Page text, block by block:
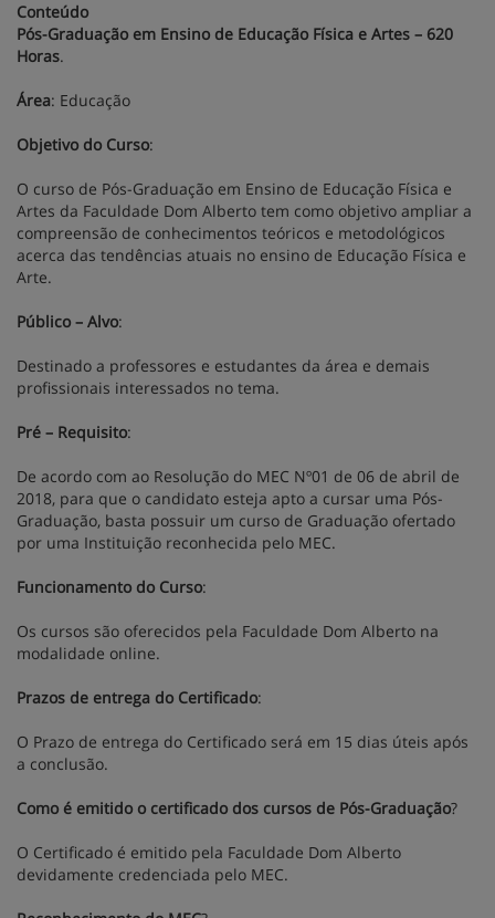
Conteúdo
Pós-Graduação em Ensino de Educação Física e Artes – 620
Horas.
Área: Educação
Objetivo do Curso:
O curso de Pós-Graduação em Ensino de Educação Física e
Artes da Faculdade Dom Alberto tem como objetivo ampliar a
compreensão de conhecimentos teóricos e metodológicos
acerca das tendências atuais no ensino de Educação Física e
Arte.
Público – Alvo:
Destinado a professores e estudantes da área e demais
profissionais interessados no tema.
Pré – Requisito:
De acordo com ao Resolução do MEC Nº01 de 06 de abril de
2018, para que o candidato esteja apto a cursar uma Pós-
Graduação, basta possuir um curso de Graduação ofertado
por uma Instituição reconhecida pelo MEC.
Funcionamento do Curso:
Os cursos são oferecidos pela Faculdade Dom Alberto na
modalidade online.
Prazos de entrega do Certificado:
O Prazo de entrega do Certificado será em 15 dias úteis após
a conclusão.
Como é emitido o certificado dos cursos de Pós-Graduação?
O Certificado é emitido pela Faculdade Dom Alberto
devidamente credenciada pelo MEC.